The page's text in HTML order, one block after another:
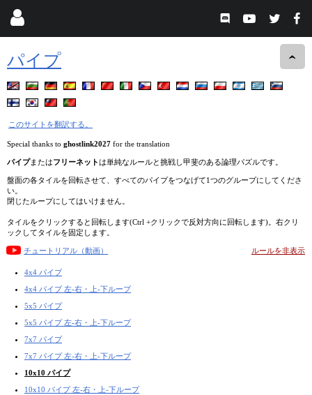
パイプ
このサイトを翻訳する。
Special thanks to ghostlink2027 for the translation
パイプまたはフリーネットは単純なルールと挑戦し甲斐のある論理パズルです。
盤面の各タイルを回転させて、すべてのパイプをつなげて1つのグループにしてくださ
い。
閉じたループにしてはいけません。
タイルをクリックすると回転します(Ctrl +クリックで反対方向に回転します)。右クリ
ックしてタイルを固定します。
チュートリアル（動画） ルールを非表示
4x4 パイプ
4x4 パイプ 左-右・上-下ループ
5x5 パイプ
5x5 パイプ 左-右・上-下ループ
7x7 パイプ
7x7 パイプ 左-右・上-下ループ
10x10 パイプ
10x10 パイプ 左-右・上-下ループ